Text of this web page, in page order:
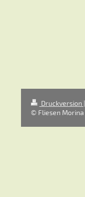
Druckversion |
© Fliesen Morina